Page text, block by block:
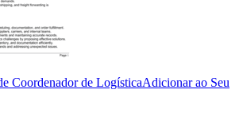
Coordenador de LogísticaAdicionar ao Seu